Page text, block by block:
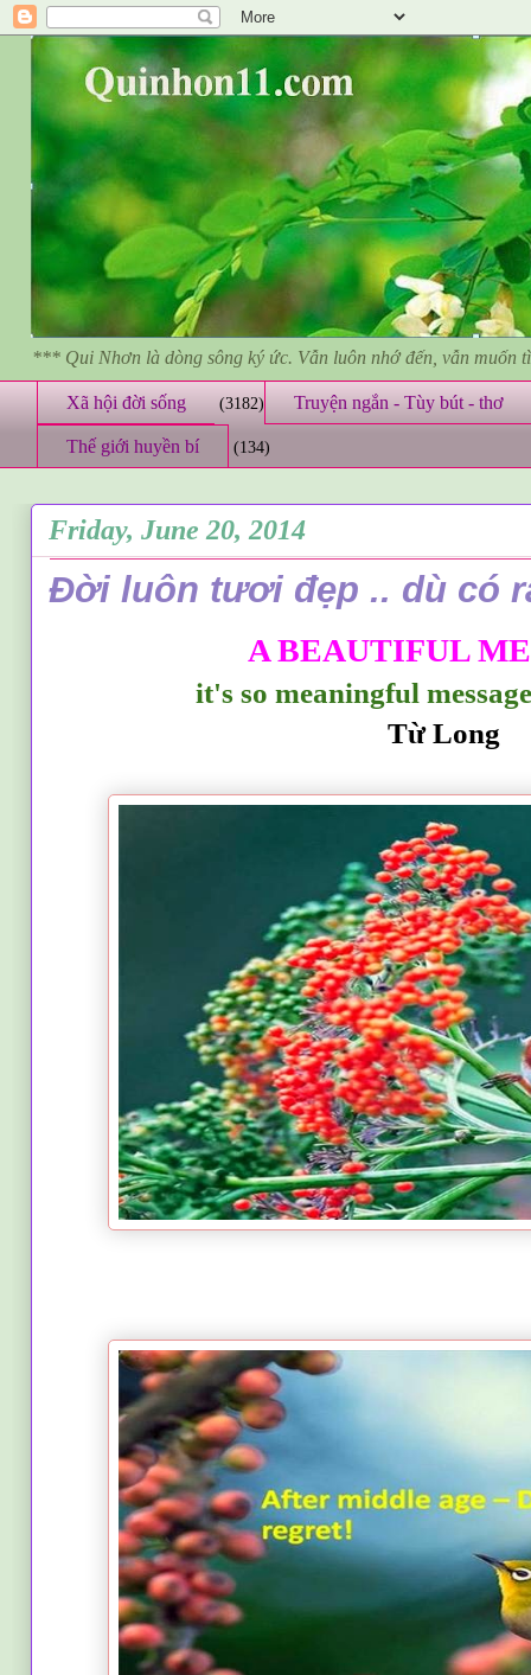
*** Qui Nhơn là dòng sông ký ức. Vẫn luôn nhớ đến, vẫn muốn
Xã hội đời sống (3182) Truyện ngắn - Tùy bút - thơ
Thế giới huyền bí (134)
Friday, June 20, 2014
Đời luôn tươi đẹp .. dù có
A BEAUTIFUL
it's so meaningful
Từ Long